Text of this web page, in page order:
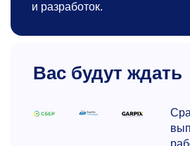
и разработок.
Вас будут ждать